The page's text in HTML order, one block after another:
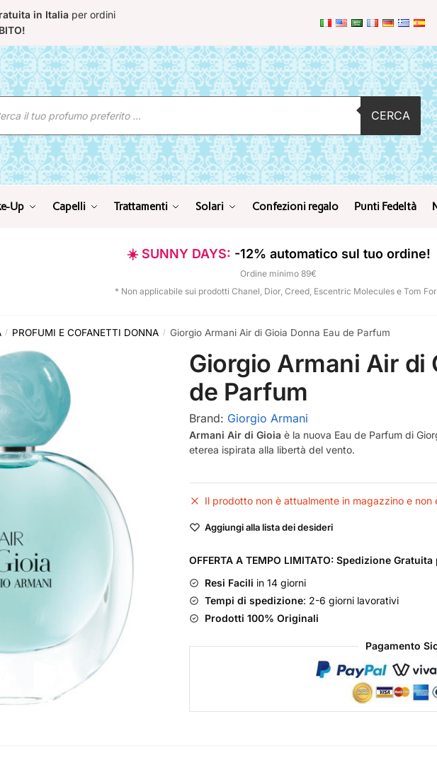
in Italia per ordini
CERCA
Up Capelli Trattamenti Solari Confezioni regalo Punti Fedeltà
☀️ SUNNY DAYS: -12% automatico sul tuo ordine!
Ordine minimo 89€
* Non applicabile sui prodotti Chanel, Dior, Creed, Escentric Molecules e Tom
/ PROFUMI E COFANETTI DONNA / Giorgio Armani Air di Gioia Donna Eau de Parfum
Giorgio Armani Air di
de Parfum
Brand: Giorgio Armani
Armani Air di Gioia è la nuova Eau de Parfum di
eterea ispirata alla libertà del vento.
Il prodotto non è attualmente in magazzino e non
Aggiungi alla lista dei desideri
OFFERTA A TEMPO LIMITATO: Spedizione
Resi Facili in 14 giorni
Tempi di spedizione: 2-6 giorni lavorativi
Prodotti 100% Originali
Pagamento